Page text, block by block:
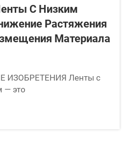
С Низким
Растяжения
Материала
ИЗОБРЕТЕНИЯ Ленты с
— это
типы ремней,
и складах. Они
из одного места в